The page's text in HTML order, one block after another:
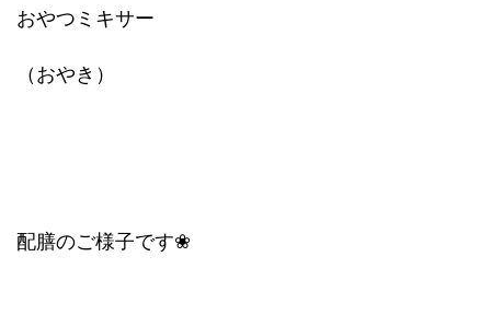
おやつミキサー
（おやき）
配膳のご様子です❀